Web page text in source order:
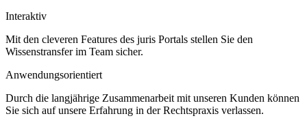
Interaktiv
Mit den cleveren Features des juris Portals stellen Sie den
Wissenstransfer im Team sicher.
Anwendungsorientiert
Durch die langjährige Zusammenarbeit mit unseren Kunden können
Sie sich auf unsere Erfahrung in der Rechtspraxis verlassen.